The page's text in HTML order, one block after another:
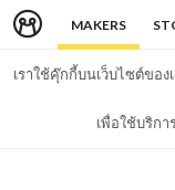
MAKERS
เราใช้คุ๊กกี้บนเว็บไซต์ขอ
เพื่อใช้บริกา